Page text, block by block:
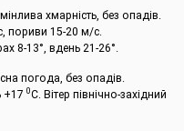
хмарність, без опадів.
пориви 15-20 м/с.
8-13°, вдень 21-26°.
погода, без опадів.
+170С. Вітер північно-західний